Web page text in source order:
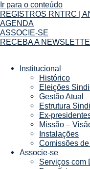
Ir para o conteúdo
REGISTROS RNTRC |
AGENDA
ASSOCIE-SE
RECEBA A
Institucional
Histórico
Eleições
Gestão Atual
Estrutura
Ex-
Missão –
Instalações
Comissões
Associe-se
Serviços com